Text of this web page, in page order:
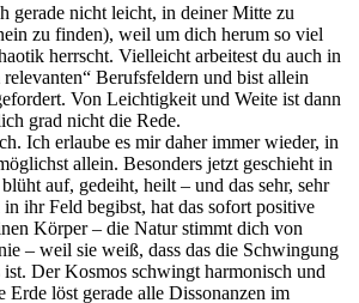
gerade nicht leicht, in deiner Mitte zu
zu finden), weil um dich herum so viel
herrscht. Vielleicht arbeitest du auch in
relevanten“ Berufsfeldern und bist allein
Von Leichtigkeit und Weite ist dann
grad nicht die Rede.
Ich erlaube es mir daher immer wieder, in
allein. Besonders jetzt geschieht in
auf, gedeiht, heilt – und das sehr, sehr
ihr Feld begibst, hat das sofort positive
Körper – die Natur stimmt dich von
– weil sie weiß, dass das die Schwingung
ist. Der Kosmos schwingt harmonisch und
Erde löst gerade alle Dissonanzen im